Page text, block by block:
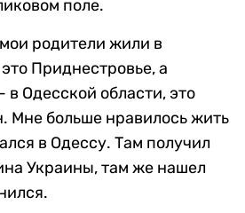
поле.
родители жили в
Приднестровье, а
Одесской области, это
Мне больше нравилось жить
в Одессу. Там получил
Украины, там же нашел